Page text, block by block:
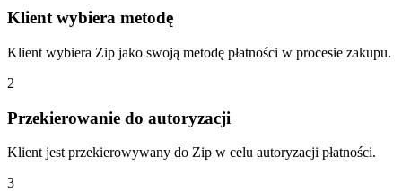
Klient wybiera metodę
Klient wybiera Zip jako swoją metodę płatności w procesie zakupu.
2
Przekierowanie do autoryzacji
Klient jest przekierowywany do Zip w celu autoryzacji płatności.
3